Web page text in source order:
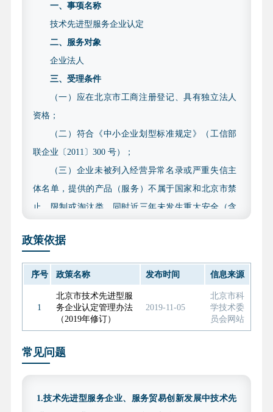
一、事项名称
技术先进型服务企业认定
二、服务对象
企业法人
三、受理条件
（一）应在北京市工商注册登记、具有独立法人
资格；
（二）符合《中小企业划型标准规定》（工信部
联企业〔2011〕300 号）；
（三）企业未被列入经营异常名录或严重失信主
体名单，提供的产品（服务）不属于国家和北京市禁
止、限制或淘汰类，同时近三年未发生重大安全（含
偷漏税等违法违规行为；
（四）满足所申报类型的企业评价及认定标准；
（五）2022 年、2023 年和 2024 年三个会计年度
的财务审计报告均应在财政部“注册会计师行业统一监
管平台”完成备案，审计报告应赋予验证码。
优质中小企业梯度培育管理实施细则（2025 年修订
政策依据
序号 政策名称 发布时间 信息来源
1
北京市技术先进型服
务企业认定管理办法
（2019年修订）
2019-11-05
北京市科
学技术委
员会网站
常见问题
1.技术先进型服务企业、服务贸易创新发展中技术先